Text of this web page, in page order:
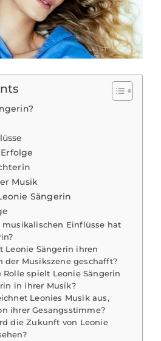
Musik
Sängerin
musikalischen Einflüsse hat
Leonie Sängerin ihren
der Musikszene geschafft?
Rolle spielt Leonie Sängerin
in ihrer Musik?
Leonies Musik aus,
ihrer Gesangsstimme?
die Zukunft von Leonie